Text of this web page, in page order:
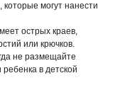
которые могут нанести
острых краев,
или крючков.
не размещайте
в детской